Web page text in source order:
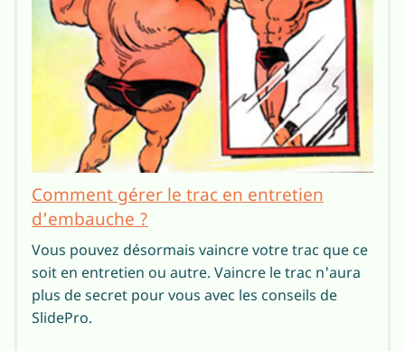
Comment gérer le trac en entretien
d’embauche ?
Vous pouvez désormais vaincre votre trac que ce
soit en entretien ou autre. Vaincre le trac n'aura
plus de secret pour vous avec les conseils de
SlidePro.